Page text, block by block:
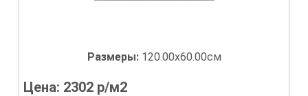
Размеры: 120.00x60.00см
Цена: 2302 р/м2